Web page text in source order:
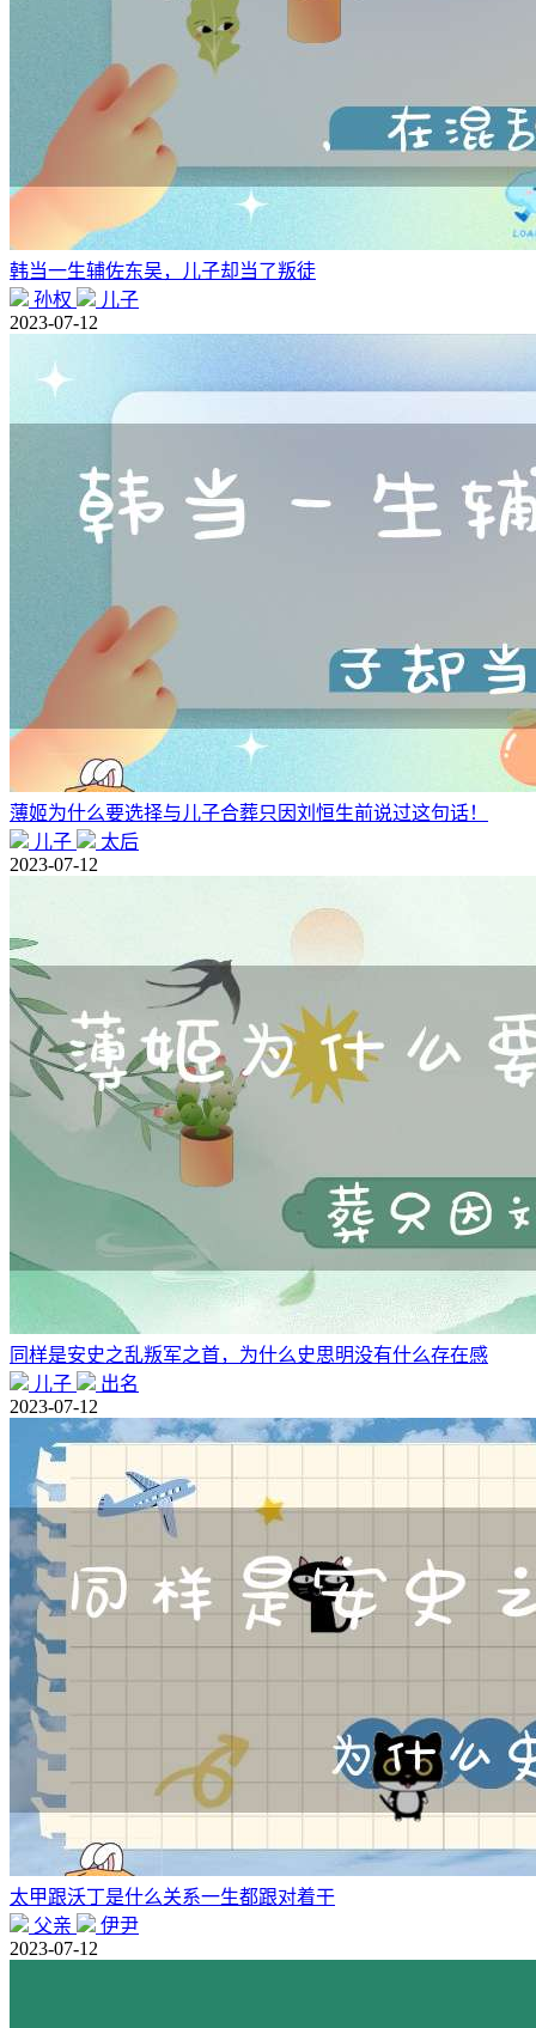
韩当一生辅佐东吴，儿子却当了叛徒
孙权
儿子
2023-07-12
薄姬为什么要选择与儿子合葬只因刘恒生前说过这句话！
儿子
太后
2023-07-12
同样是安史之乱叛军之首，为什么史思明没有什么存在感
儿子
出名
2023-07-12
太甲跟沃丁是什么关系一生都跟对着干
父亲
伊尹
2023-07-12